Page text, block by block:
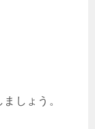
しょう。